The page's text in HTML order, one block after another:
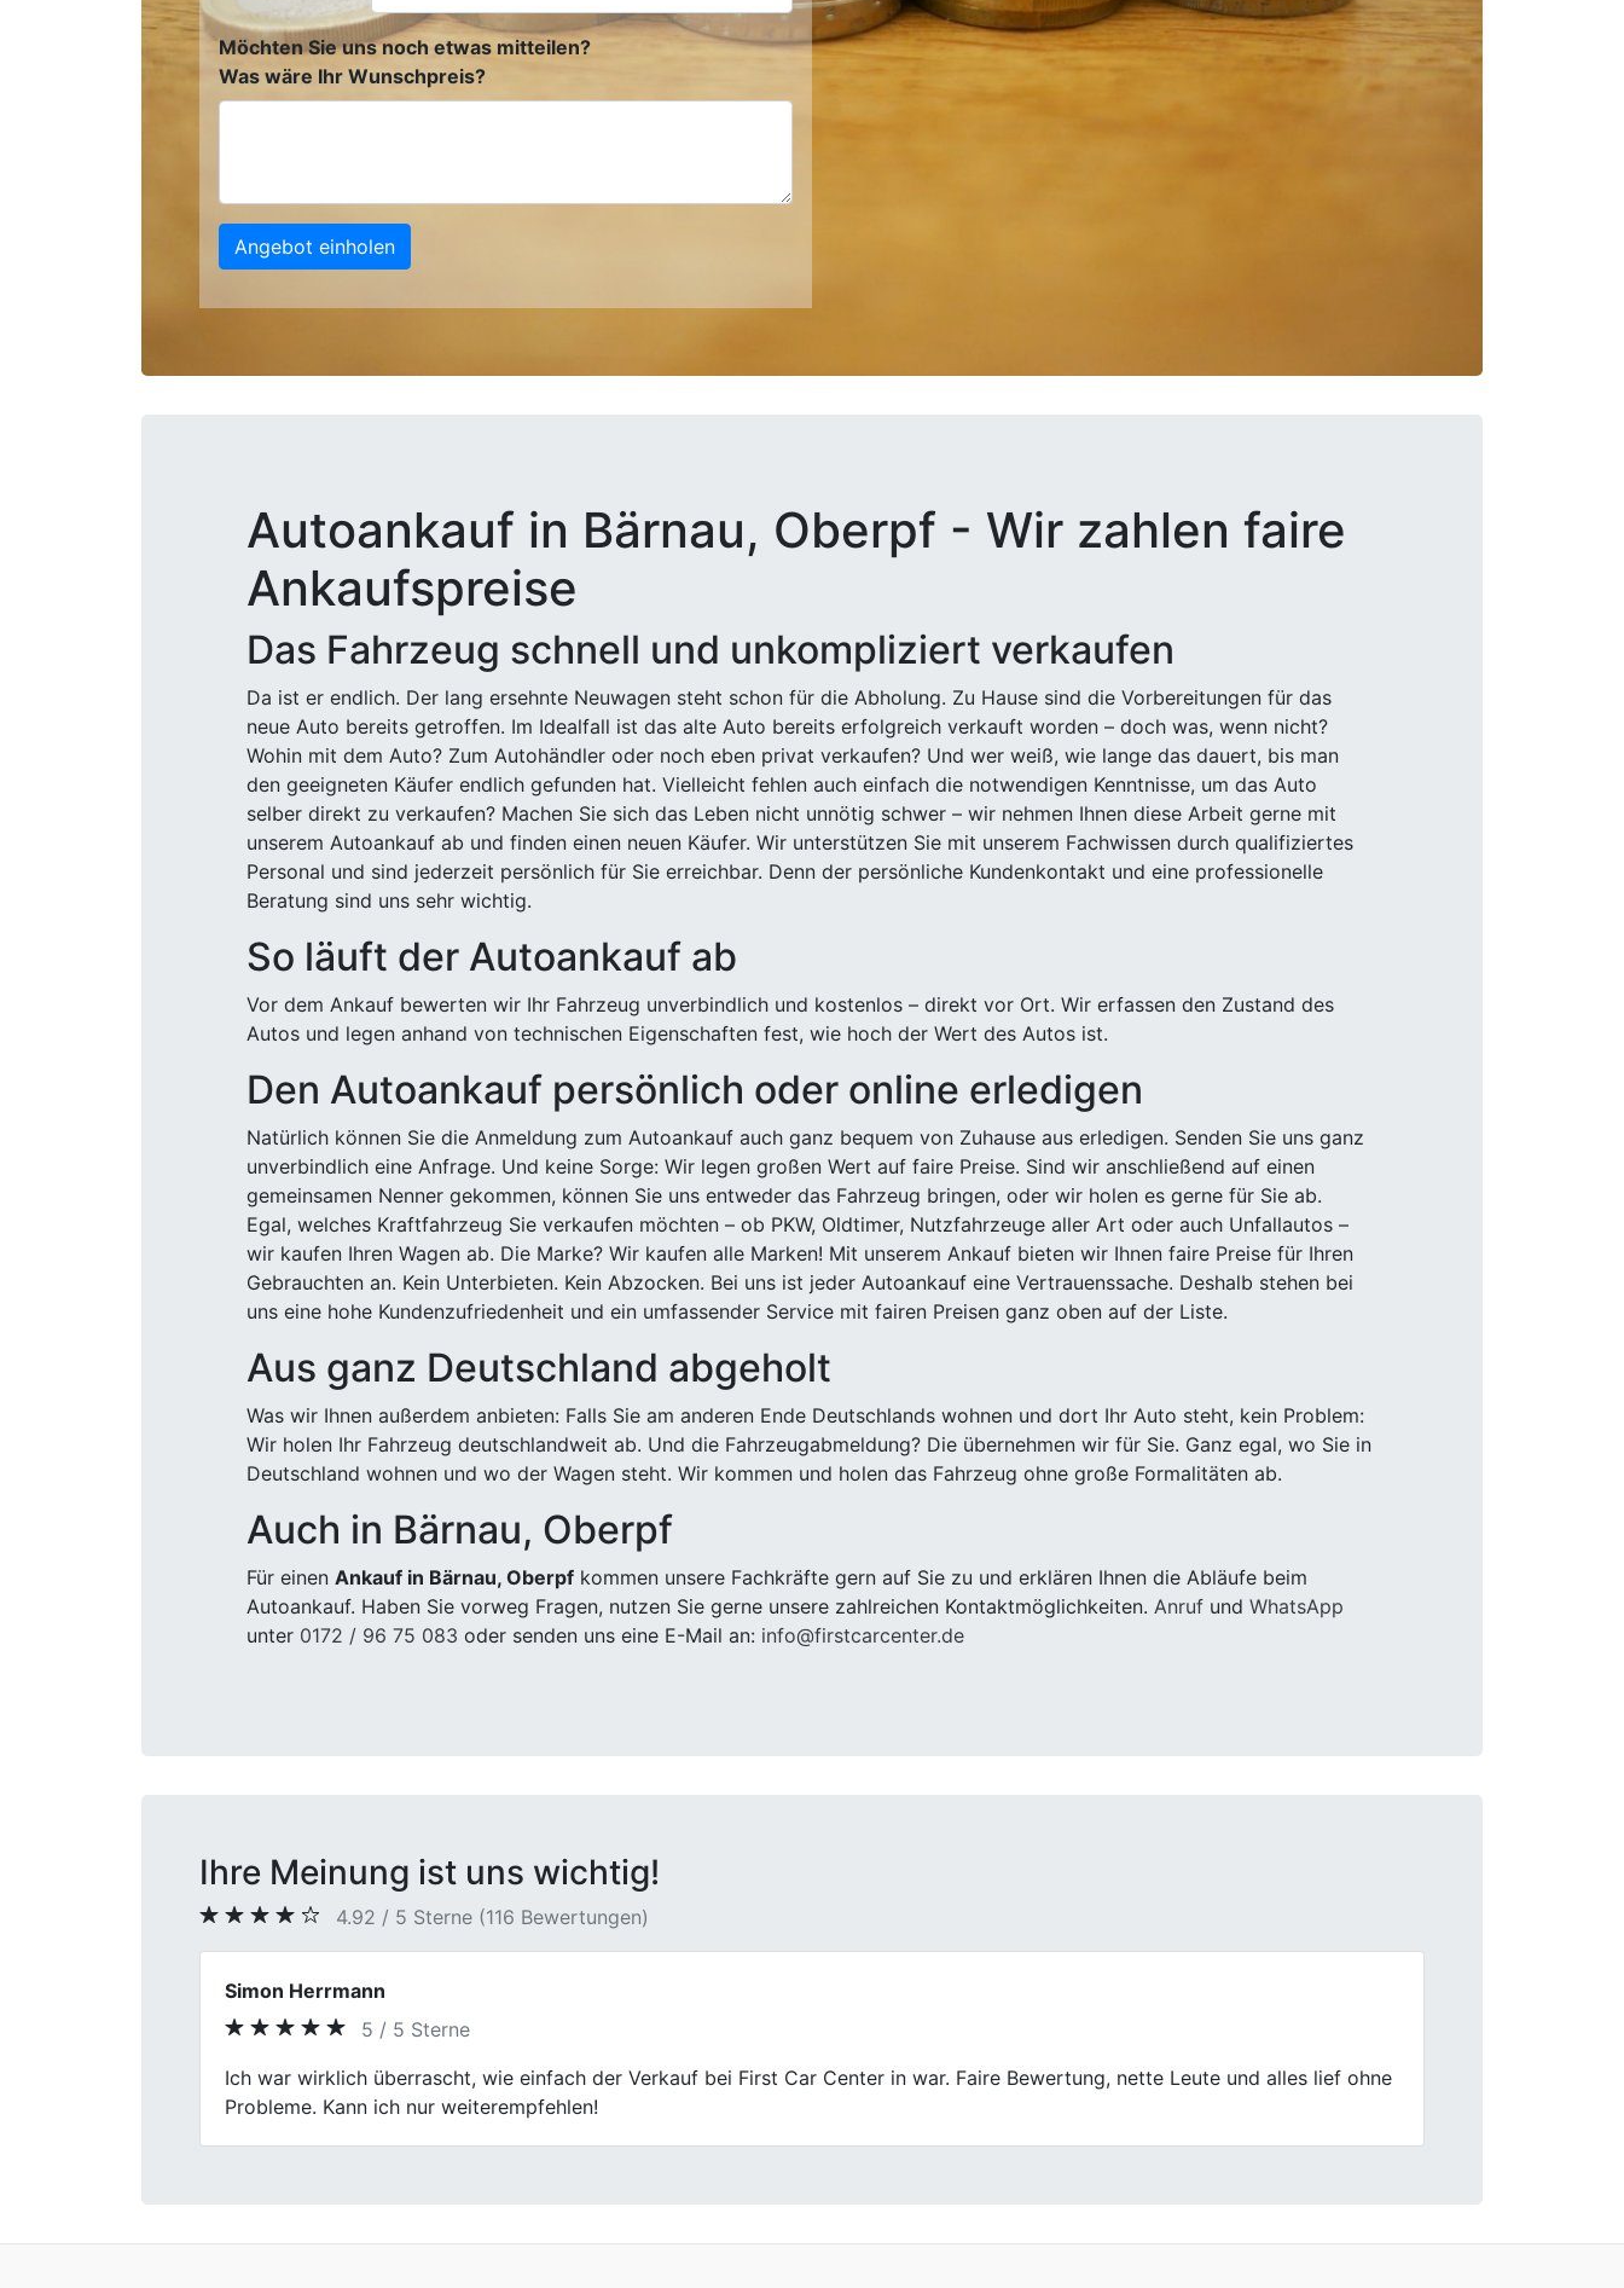
Möchten Sie uns noch etwas mitteilen?
Was wäre Ihr Wunschpreis?
Angebot einholen
Autoankauf in Bärnau, Oberpf - Wir zahlen faire
Ankaufspreise
Das Fahrzeug schnell und unkompliziert verkaufen
Da ist er endlich. Der lang ersehnte Neuwagen steht schon für die Abholung. Zu Hause sind die Vorbereitungen für das
neue Auto bereits getroffen. Im Idealfall ist das alte Auto bereits erfolgreich verkauft worden – doch was, wenn nicht?
Wohin mit dem Auto? Zum Autohändler oder noch eben privat verkaufen? Und wer weiß, wie lange das dauert, bis man
den geeigneten Käufer endlich gefunden hat. Vielleicht fehlen auch einfach die notwendigen Kenntnisse, um das Auto
selber direkt zu verkaufen? Machen Sie sich das Leben nicht unnötig schwer – wir nehmen Ihnen diese Arbeit gerne mit
unserem Autoankauf ab und finden einen neuen Käufer. Wir unterstützen Sie mit unserem Fachwissen durch qualifiziertes
Personal und sind jederzeit persönlich für Sie erreichbar. Denn der persönliche Kundenkontakt und eine professionelle
Beratung sind uns sehr wichtig.
So läuft der Autoankauf ab
Vor dem Ankauf bewerten wir Ihr Fahrzeug unverbindlich und kostenlos – direkt vor Ort. Wir erfassen den Zustand des
Autos und legen anhand von technischen Eigenschaften fest, wie hoch der Wert des Autos ist.
Den Autoankauf persönlich oder online erledigen
Natürlich können Sie die Anmeldung zum Autoankauf auch ganz bequem von Zuhause aus erledigen. Senden Sie uns ganz
unverbindlich eine Anfrage. Und keine Sorge: Wir legen großen Wert auf faire Preise. Sind wir anschließend auf einen
gemeinsamen Nenner gekommen, können Sie uns entweder das Fahrzeug bringen, oder wir holen es gerne für Sie ab.
Egal, welches Kraftfahrzeug Sie verkaufen möchten – ob PKW, Oldtimer, Nutzfahrzeuge aller Art oder auch Unfallautos –
wir kaufen Ihren Wagen ab. Die Marke? Wir kaufen alle Marken! Mit unserem Ankauf bieten wir Ihnen faire Preise für Ihren
Gebrauchten an. Kein Unterbieten. Kein Abzocken. Bei uns ist jeder Autoankauf eine Vertrauenssache. Deshalb stehen bei
uns eine hohe Kundenzufriedenheit und ein umfassender Service mit fairen Preisen ganz oben auf der Liste.
Aus ganz Deutschland abgeholt
Was wir Ihnen außerdem anbieten: Falls Sie am anderen Ende Deutschlands wohnen und dort Ihr Auto steht, kein Problem:
Wir holen Ihr Fahrzeug deutschlandweit ab. Und die Fahrzeugabmeldung? Die übernehmen wir für Sie. Ganz egal, wo Sie in
Deutschland wohnen und wo der Wagen steht. Wir kommen und holen das Fahrzeug ohne große Formalitäten ab.
Auch in Bärnau, Oberpf
Für einen Ankauf in Bärnau, Oberpf kommen unsere Fachkräfte gern auf Sie zu und erklären Ihnen die Abläufe beim
Autoankauf. Haben Sie vorweg Fragen, nutzen Sie gerne unsere zahlreichen Kontaktmöglichkeiten. Anruf und WhatsApp
unter 0172 / 96 75 083 oder senden uns eine E-Mail an: info@firstcarcenter.de
Ihre Meinung ist uns wichtig!
4.92 / 5 Sterne (116 Bewertungen)
Oliver Kranz
4 / 5 Sterne
Der Autoverkauf verlief insgesamt zufriedenstellend. Kleinere Wartezeiten vor Ort minderten den ansonsten positiven
Gesamteindruck geringfügig.